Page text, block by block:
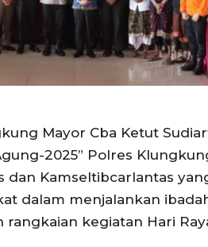
Mayor Cba Ketut
2025” Polres
dan Kamseltibcarlantas
dalam menjalankan
rangkaian kegiatan Hari